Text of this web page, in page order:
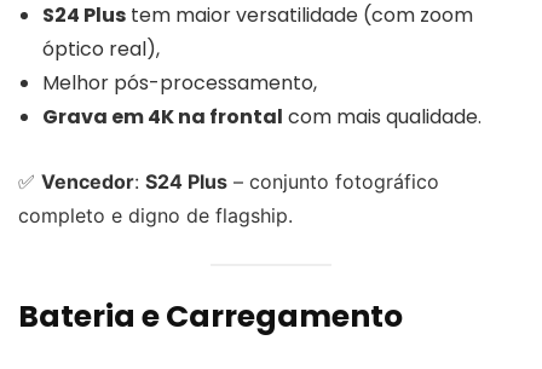
S24 Plus tem maior versatilidade (com zoom
óptico real),
Melhor pós-processamento,
Grava em 4K na frontal com mais qualidade.
✅ Vencedor: S24 Plus – conjunto fotográfico
completo e digno de flagship.
Bateria e Carregamento